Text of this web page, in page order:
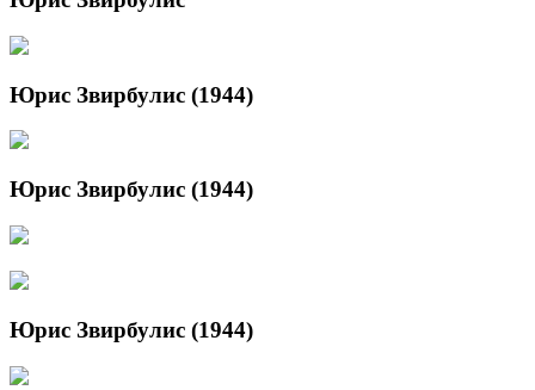
Юрис Звирбулис (1944)
Юрис Звирбулис (1944)
Юрис Звирбулис (1944)